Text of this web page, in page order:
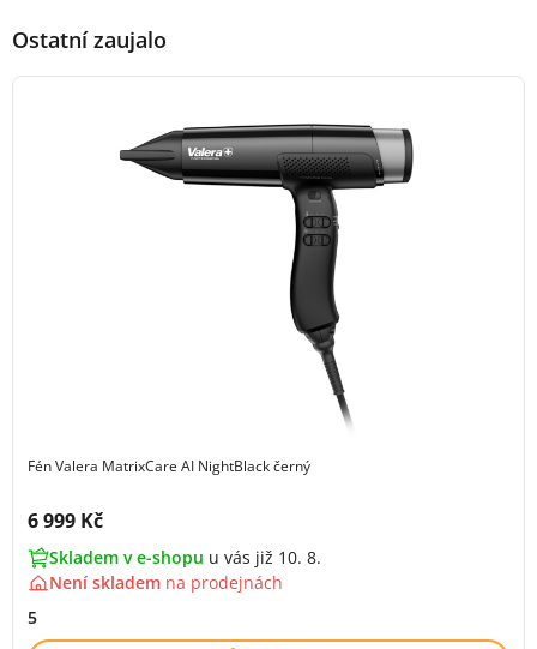
Ostatní zaujalo
Fén Valera MatrixCare AI NightBlack černý
Cena s DPH:
6 999 Kč
Skladem v e-shopu u vás již 10. 8.
Není skladem na prodejnách
5